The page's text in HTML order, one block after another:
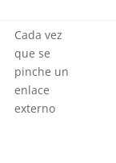
Cada vez
que se
pinche un
enlace
externo